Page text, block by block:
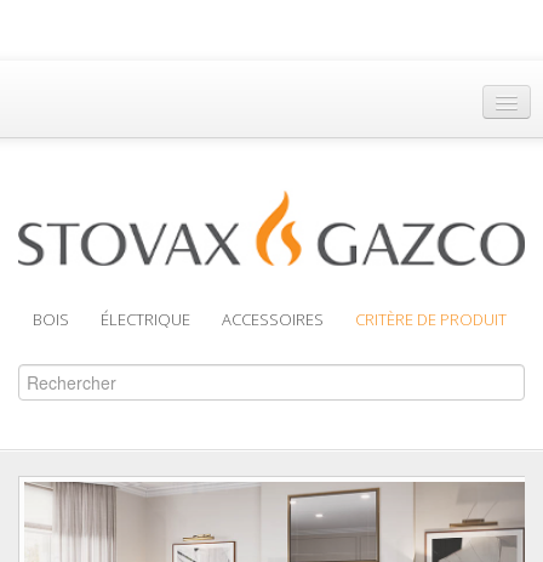
Accueil
Brochures
BOIS ÉLECTRIQUE ACCESSOIRES CRITÈRE DE PRODUIT